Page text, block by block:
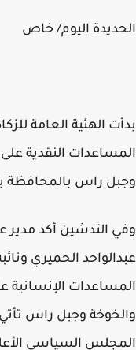
اليوم/ خاص
الهئية العامة
النقدية على
راس بالمحافظة بتكلفة 75 مليون
التدشين أكد مدير عام
الحميري
الإنسانية
وجبل راس تأتي
السياسي الأعلى